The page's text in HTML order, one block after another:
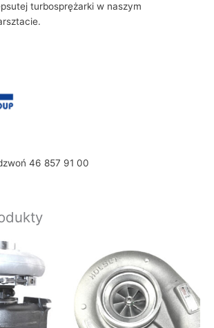
turbosprężarki w naszym
46 857 91 00